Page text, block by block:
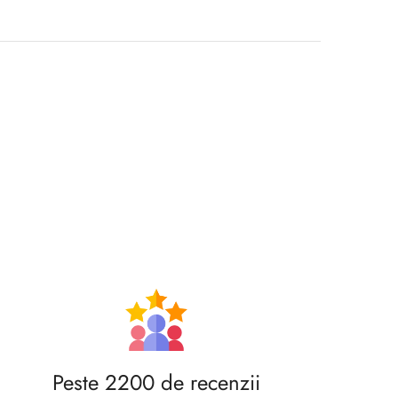
Peste 2200 de recenzii